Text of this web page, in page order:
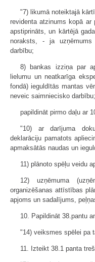
"7) likumā noteiktajā
revidenta atzinums kopā ar
apstiprināts, un kārtējā
noraksts, - ja uzņēmums
darbību;
8) bankas izziņa par
lielumu un neatkarīga
fondā) ieguldītās mantas
neveic saimniecisko
papildināt pirmo daļu ar
"10) ar darījuma
deklarāciju pamatots
apmaksātās naudas un
11) plānoto spēļu veidu
12) uzņēmuma
organizēšanas attīstības
apjoms un sadalījums,
10. Papildināt 38.pantu
"14) veiksmes spēlei pa
11. Izteikt 38.1 panta